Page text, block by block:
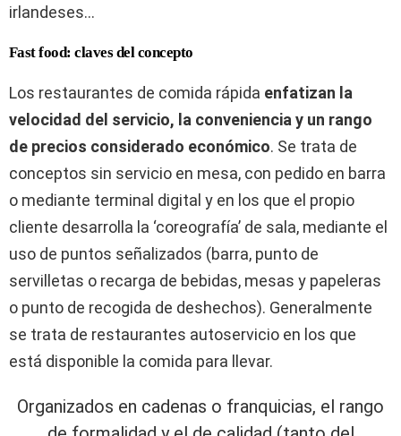
irlandeses…
Fast food: claves del concepto
Los restaurantes de comida rápida enfatizan la
velocidad del servicio, la conveniencia y un rango
de precios considerado económico. Se trata de
conceptos sin servicio en mesa, con pedido en barra
o mediante terminal digital y en los que el propio
cliente desarrolla la ‘coreografía’ de sala, mediante el
uso de puntos señalizados (barra, punto de
servilletas o recarga de bebidas, mesas y papeleras
o punto de recogida de deshechos). Generalmente
se trata de restaurantes autoservicio en los que
está disponible la comida para llevar.
Organizados en cadenas o franquicias, el rango